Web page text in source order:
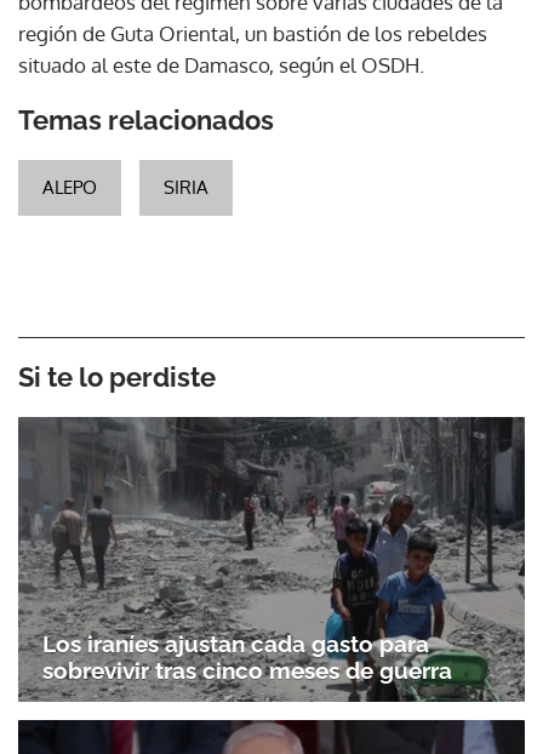
región de Guta Oriental, un bastión de los rebeldes
situado al este de Damasco, según el OSDH.
Temas relacionados
ALEPO SIRIA
Si te lo perdiste
Los iraníes ajustan cada gasto para
sobrevivir tras cinco meses de guerra